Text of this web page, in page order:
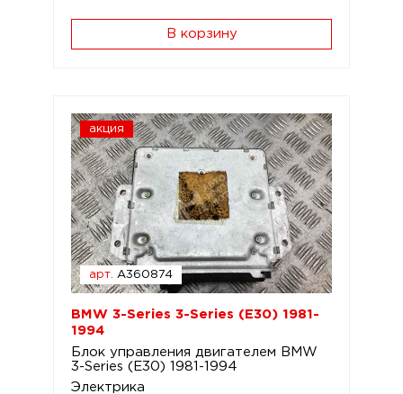
В корзину
акция
арт. A360874
BMW 3-Series 3-Series (E30) 1981-
1994
Блок управления двигателем BMW
3-Series (E30) 1981-1994
Электрика